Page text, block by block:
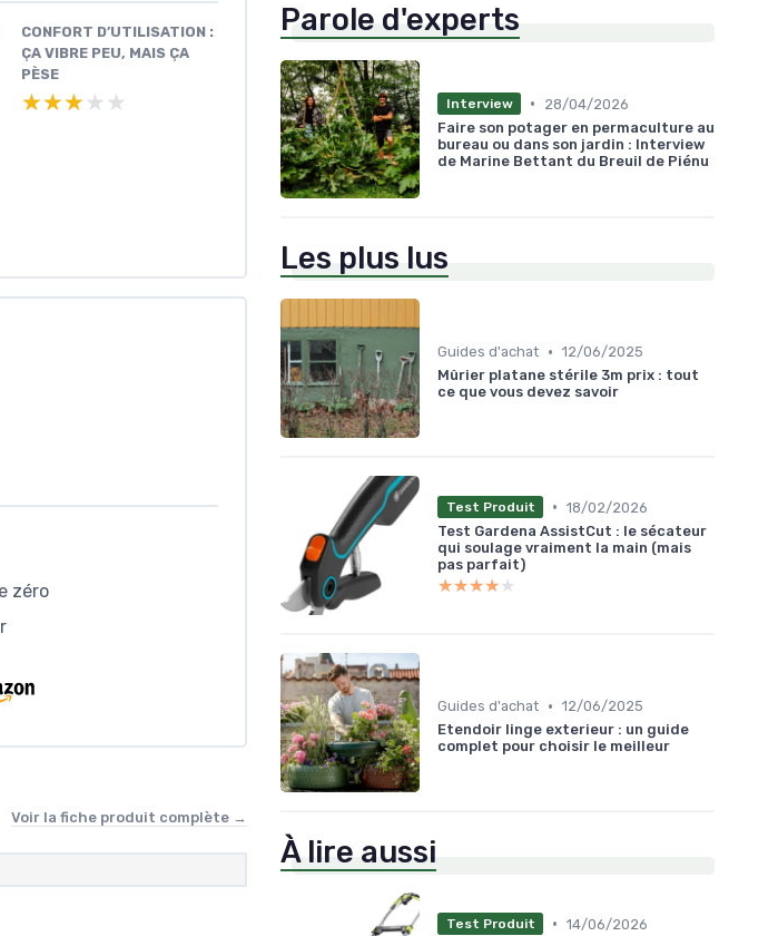
CONFORT D’UTILISATION :
ÇA VIBRE PEU, MAIS ÇA
PÈSE
★★★★★
★★★★★
zéro
Voir la fiche produit complète →
Parole d'experts
Interview •
28/04/2026
Faire son potager en permaculture au
bureau ou dans son jardin : Interview
de Marine Bettant du Breuil de Piénu
Les plus lus
Guides d'achat • 12/06/2025
Mûrier platane stérile 3m prix : tout
ce que vous devez savoir
Test Produit • 18/02/2026
Test Gardena AssistCut : le sécateur
qui soulage vraiment la main (mais
pas parfait)
★★★★★
★★★★★
Guides d'achat • 12/06/2025
Etendoir linge exterieur : un guide
complet pour choisir le meilleur
À lire aussi
Test Produit • 14/06/2026